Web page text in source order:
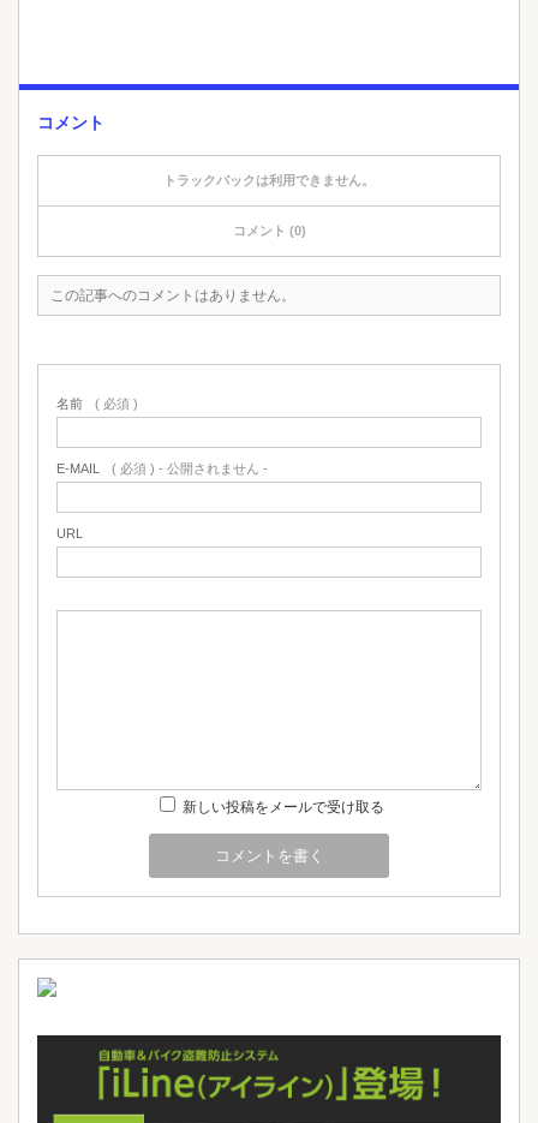
コメント
トラックバックは利用できません。
コメント (0)
この記事へのコメントはありません。
名前 ( 必須 )
E-MAIL ( 必須 ) - 公開されません -
URL
新しい投稿をメールで受け取る